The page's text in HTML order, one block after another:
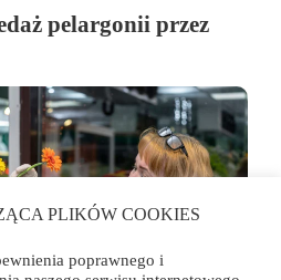
pelargonii przez
PLIKÓW COOKIES
poprawnego i